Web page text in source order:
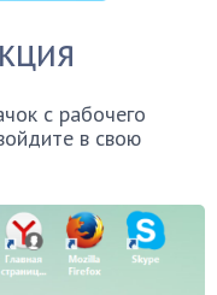
с рабочего
в свою